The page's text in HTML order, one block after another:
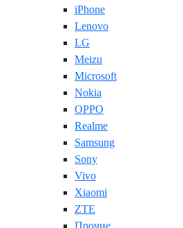
iPhone
Lenovo
LG
Meizu
Microsoft
Nokia
OPPO
Realme
Samsung
Sony
Vivo
Xiaomi
ZTE